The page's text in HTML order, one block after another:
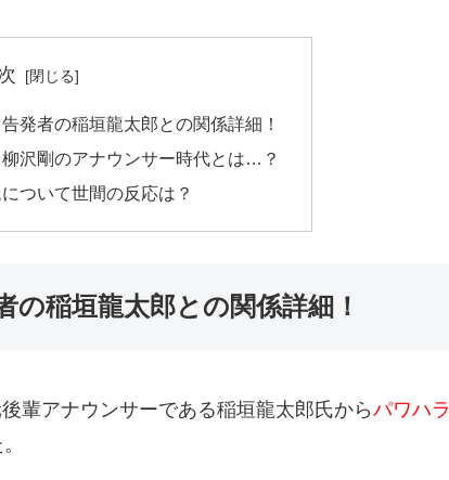
発者の稲垣龍太郎との関係詳細！
沢剛のアナウンサー時代とは…？
ついて世間の反応は？
稲垣龍太郎との関係詳細！
輩アナウンサーである稲垣龍太郎氏からパワハラ